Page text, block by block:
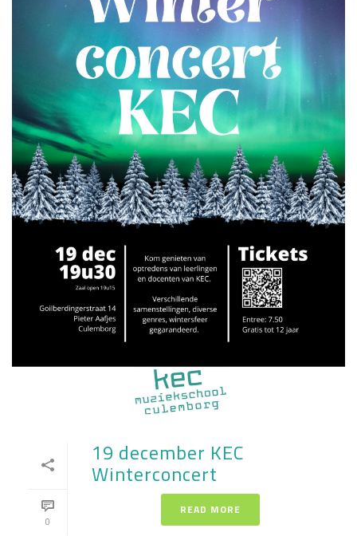
0
19 december KEC
Winterconcert
READ MORE